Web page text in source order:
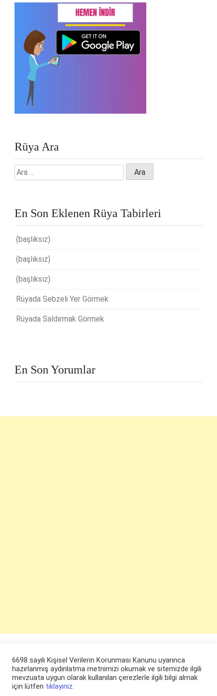
Rüya Ara
Arama:
En Son Eklenen Rüya Tabirleri
(başlıksız)
(başlıksız)
(başlıksız)
Rüyada Sebzeli Yer Görmek
Rüyada Saldırmak Görmek
En Son Yorumlar
6698 sayılı Kişisel Verilerin Korunması Kanunu uyarınca
hazırlanmış aydınlatma metnimizi okumak ve sitemizde ilgili
mevzuata uygun olarak kullanılan çerezlerle ilgili bilgi almak
için lütfen tıklayınız.